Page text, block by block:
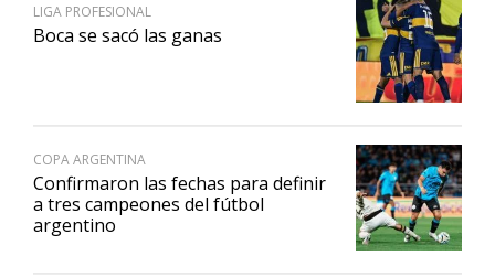
LIGA PROFESIONAL
Boca se sacó las ganas
COPA ARGENTINA
Confirmaron las fechas para definir
a tres campeones del fútbol
argentino